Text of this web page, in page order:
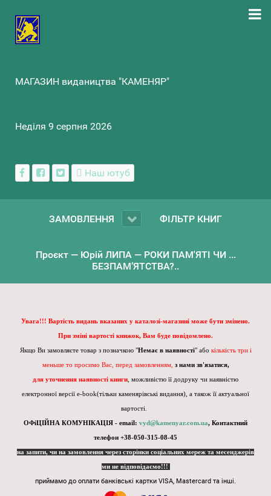
МАГАЗИН видаництва "КАМЕНЯР"
Неділя 9 серпня 2026
Наш ютуб
ЗАМОВЛЕННЯ ФІЛЬТР КНИГ
Проєкт — Юрій ЛИПА — РОКИ ПАМ'ЯТІ ЧИ ...
БЕЗПАМ’ЯТСТВА?..
Увага!!! Вартість видань вказаних у каталозі-магазині може бути змінено.
При зміні вартості книжок, Вам буде повідомлено.
Якщо Ви замовляєте товар з позначкою "Немає в наявності" або кількість три і
меньше то просимо Вас, перед замовленням, з нами зв'язатися,
для уточнення наявності книги , можливістю її додруку чи наявністю
електронної версії e-book(тільки каменярівські видання), а також її актуальної
вартості.
ОФіЦІЙНА КОМУНІКАЦІЯ - email: vyd@kamenyar.com.ua, Контактний
телефон +38-050-315-08-45
на запити, чи на замовлення через сторінки соціальних мереж та месенджерів
ми не відповідаємо!!!
приймамо до оплати банківські картки VISA, Mastercard та інші.